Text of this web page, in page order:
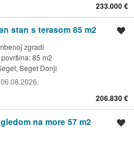
233.000 €
stan s terasom 85 m2
zgradi
85 m2
Seget Donji
06.08.2026.
206.830 €
na more 57 m2